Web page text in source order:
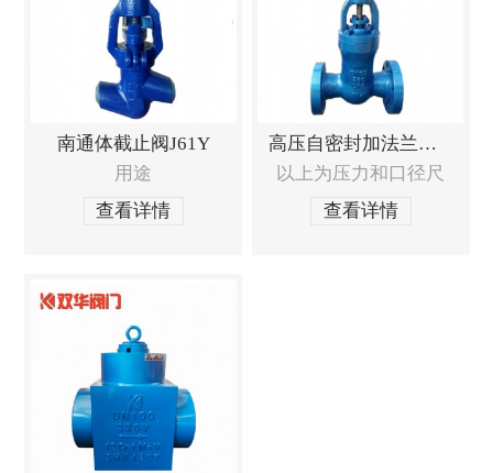
南通体截止阀J61Y
用途
查看详情
高压自密封加法兰闸阀Z41Y
以上为压力和口径尺
查看详情